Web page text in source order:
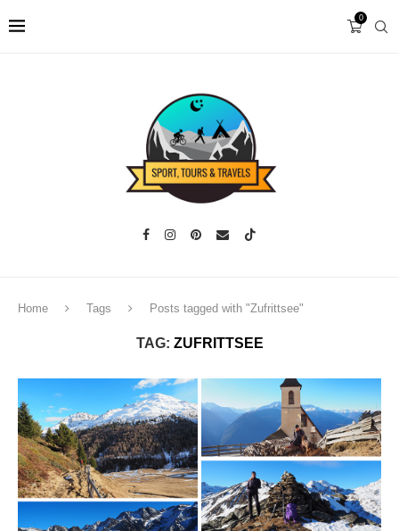
0
Home Tags Posts tagged with "Zufrittsee"
TAG: ZUFRITTSEE